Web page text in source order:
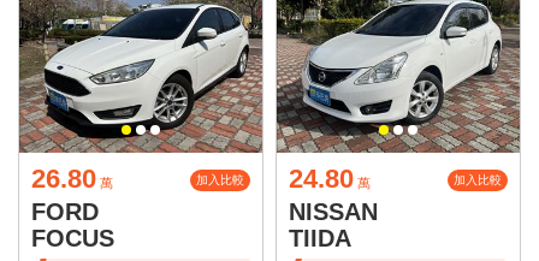
26.80 萬 加入比較
FORD
FOCUS
24.80 萬 加入比較
NISSAN
TIIDA